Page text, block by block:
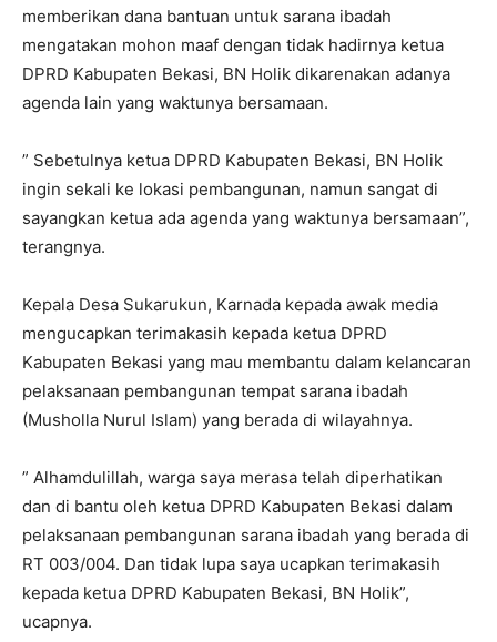
memberikan dana bantuan untuk sarana ibadah
mengatakan mohon maaf dengan tidak hadirnya ketua
DPRD Kabupaten Bekasi, BN Holik dikarenakan adanya
agenda lain yang waktunya bersamaan.
” Sebetulnya ketua DPRD Kabupaten Bekasi, BN Holik
ingin sekali ke lokasi pembangunan, namun sangat di
sayangkan ketua ada agenda yang waktunya bersamaan”,
terangnya.
Kepala Desa Sukarukun, Karnada kepada awak media
mengucapkan terimakasih kepada ketua DPRD
Kabupaten Bekasi yang mau membantu dalam kelancaran
pelaksanaan pembangunan tempat sarana ibadah
(Musholla Nurul Islam) yang berada di wilayahnya.
” Alhamdulillah, warga saya merasa telah diperhatikan
dan di bantu oleh ketua DPRD Kabupaten Bekasi dalam
pelaksanaan pembangunan sarana ibadah yang berada di
RT 003/004. Dan tidak lupa saya ucapkan terimakasih
kepada ketua DPRD Kabupaten Bekasi, BN Holik”,
ucapnya.